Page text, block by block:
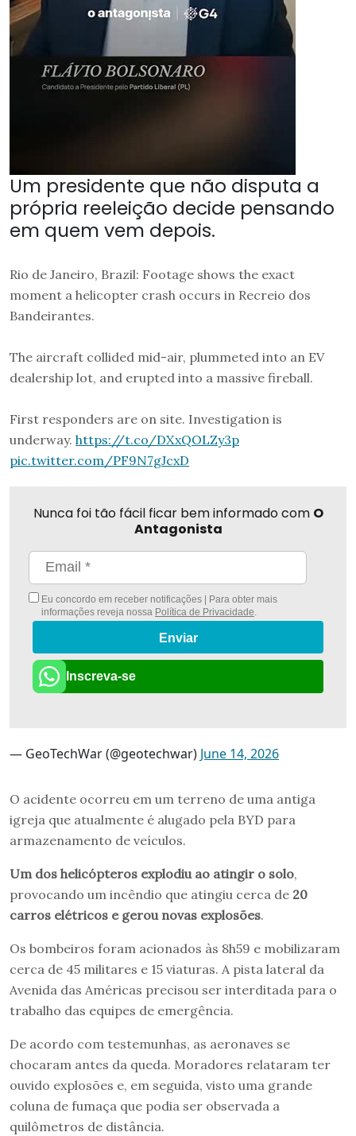
Um presidente que não disputa a
própria reeleição decide pensando
em quem vem depois.
Rio de Janeiro, Brazil: Footage shows the exact
moment a helicopter crash occurs in Recreio dos
Bandeirantes.
The aircraft collided mid-air, plummeted into an EV
dealership lot, and erupted into a massive fireball.
First responders are on site. Investigation is
underway. https://t.co/DXxQOLZy3p
pic.twitter.com/PF9N7gJcxD
Nunca foi tão fácil ficar bem informado com O
Antagonista
Eu concordo em receber notificações | Para obter mais
informações reveja nossa Política de Privacidade
Enviar
Inscreva-se
— GeoTechWar (@geotechwar) June 14, 2026
O acidente ocorreu em um terreno de uma antiga
igreja que atualmente é alugado pela BYD para
armazenamento de veículos.
Um dos helicópteros explodiu ao atingir o solo,
provocando um incêndio que atingiu cerca de 20
carros elétricos e gerou novas explosões.
Os bombeiros foram acionados às 8h59 e mobilizaram
cerca de 45 militares e 15 viaturas. A pista lateral da
Avenida das Américas precisou ser interditada para o
trabalho das equipes de emergência.
De acordo com testemunhas, as aeronaves se
chocaram antes da queda. Moradores relataram ter
ouvido explosões e, em seguida, visto uma grande
coluna de fumaça que podia ser observada a
quilômetros de distância.